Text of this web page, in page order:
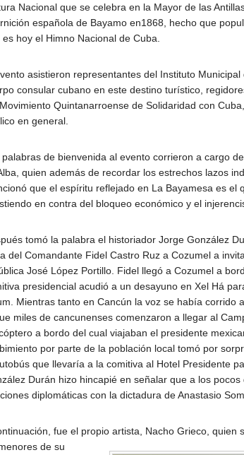
Nacional que se celebra en la Mayor de las
española de Bayamo en1868, hecho que
es hoy el Himno Nacional de Cuba.
asistieron representantes del Instituto
consular cubano en este destino turístico,
Quintanarroense de Solidaridad con
en general.
palabras de bienvenida al evento corrieron a cargo
quien además de recordar los estrechos lazos
que el espíritu reflejado en La Bayamesa es el
en contra del bloqueo económico y el
tomó la palabra el historiador Jorge González
del Comandante Fidel Castro Ruz a Cozumel a
José López Portillo. Fidel llegó a Cozumel a
presidencial acudió a un desayuno en Xel Há
Mientras tanto en Cancún la voz se había corrido
miles de cancunenses comenzaron a llegar al
a bordo del cual viajaban el presidente
por parte de la población local tomó por
que llevaría a la comitiva al Hotel Presidente
Durán hizo hincapié en señalar que a los
diplomáticas con la dictadura de Anastasio
fue el propio artista, Nacho Grieco,
de su